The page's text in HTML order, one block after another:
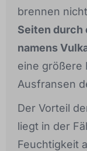
brennen
Seiten durch
namens
eine größere
Ausfransen
Der Vorteil
liegt in der
Feuchtigkeit